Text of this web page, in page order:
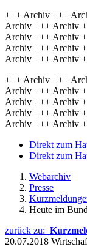
+++ Archiv +++
Archiv +++ Archiv
Archiv +++ Archiv
Archiv +++ Archiv
Archiv +++ Archiv
+++ Archiv +++
Archiv +++ Archiv
Archiv +++ Archiv
Archiv +++ Archiv
Archiv +++ Archiv
Direkt zum
Direkt zum
Webarchiv
Presse
Heute im
zurück zu:
20.07.2018